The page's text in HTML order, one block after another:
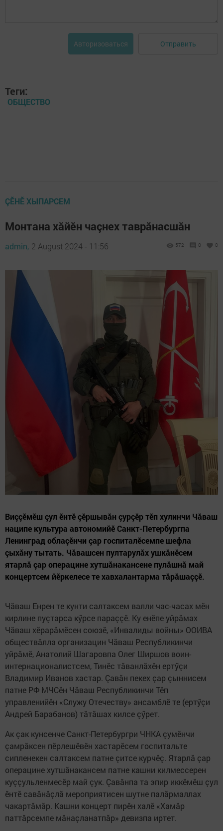
Авторизоваться Отправить
Теги:
ОБЩЕСТВО
ÇӖНӖ ХЫПАРСЕМ
Монтана хăйĕн чаçнех таврăнасшăн
admin, 2 August 2024 - 11:56 572 0 0
Виççӗмӗш çул ӗнтӗ çӗршывăн çурçӗр тӗп хулинчи Чăваш
наципе культура автономийӗ Санкт-Петербургпа
Ленинград облаçӗнчи çар госпиталӗсемпе шефла
çыхăну тытать. Чăвашсен пултарулăх ушкăнӗсем
ятарлă çар операцине хутшăнакансене пулăшнă май
концертсем йӗркелесе те хавхалантарма тăрăшаççӗ.
Чăваш Енрен те кунти салтаксем валли час-часах мӗн
кирлине пуçтарса кӳрсе параççӗ. Ку енӗпе уйрăмах
Чăваш хӗрарăмӗсен союзӗ, «Инвалиды войны» ООИВА
обществăлла организацин Чăваш Республикинчи
уйрăмӗ, Анатолий Шагаровпа Олег Ширшов воин-
интернационалистсем, Тинӗс тăванлăхӗн ертӳçи
Владимир Иванов хастар. Çавăн пекех çар çыннисем
патне РФ МЧСӗн Чăваш Республикинчи Тӗп
управленийӗн «Служу Отечеству» ансамблӗ те (ертӳçи
Андрей Барабанов) тăтăшах килсе çӳрет.
Ак çак кунсенче Санкт-Петербургри ЧНКА çумӗнчи
çамрăксен пӗрлешӗвӗн хастарӗсем госпитальте
сипленекен салтаксем патне çитсе курчӗç. Ятарлă çар
операцине хутшăнакансем патне кашни килмессерен
куççульленмесӗр май çук. Çавăнпа та эпир иккӗмӗш çул
ӗнтӗ савăнăçлă мероприятисен шутне палăрмаллах
чакартăмăр. Кашни концерт пирӗн халӗ «Хамăр
паттăрсемпе мăнаçланатпăр» девизпа иртет.